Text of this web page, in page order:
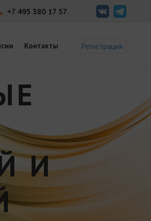
+7 495 380 17 57
Контакты Регистрация
И